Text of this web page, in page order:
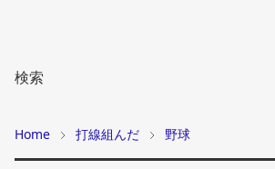
検索
Home 打線組んだ 野球